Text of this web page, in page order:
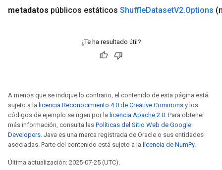
metadatos públicos estáticos ShuffleDatasetV2.Options
¿Te ha resultado útil?
A menos que se indique lo contrario, el contenido de esta página está
sujeto a la licencia Reconocimiento 4.0 de Creative Commons y los
códigos de ejemplo se rigen por la licencia Apache 2.0. Para obtener
más información, consulta las Políticas del Sitio Web de Google
Developers. Java es una marca registrada de Oracle o sus entidades
asociadas. Parte del contenido está sujeto a la licencia de NumPy.
Última actualización: 2025-07-25 (UTC).